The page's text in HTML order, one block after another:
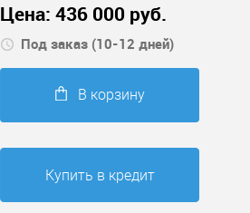
Цена: 436 000 руб.
Под заказ (10-12 дней)
В корзину
Купить в кредит